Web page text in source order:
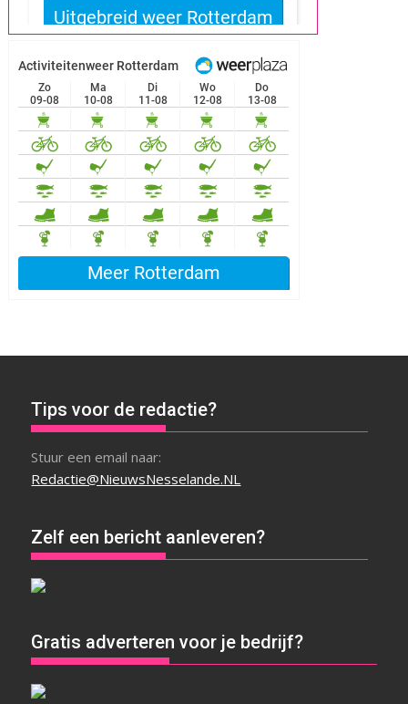
Tips voor de redactie?
Stuur een email naar:
Redactie@NieuwsNesselande.NL
Zelf een bericht aanleveren?
Gratis adverteren voor je bedrijf?